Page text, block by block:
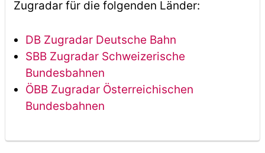
Zugradar für die folgenden Länder:
DB Zugradar Deutsche Bahn
SBB Zugradar Schweizerische
Bundesbahnen
ÖBB Zugradar Österreichischen
Bundesbahnen